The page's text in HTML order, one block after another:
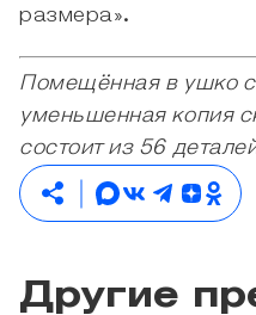
размера».
Помещённая в ушко
уменьшенная копия
состоит из 56
Другие